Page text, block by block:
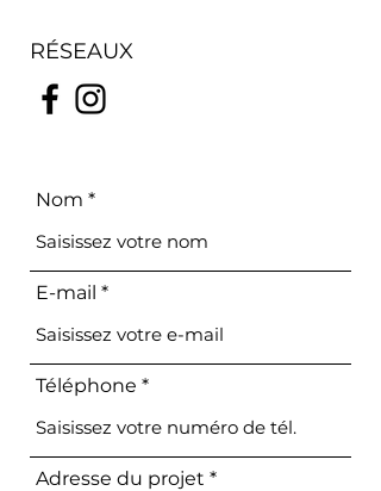
RÉSEAUX
Nom
E-mail
Téléphone
Adresse du projet